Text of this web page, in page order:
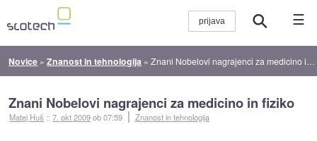
☰
Novice »Znanost in tehnologija »Znani Nobelovi nagrajenci za medicino in fiziko
Znani Nobelovi nagrajenci za medicino in fiziko
Matej Huš ::7. okt 2009ob 07:59 Znanost in tehnologija